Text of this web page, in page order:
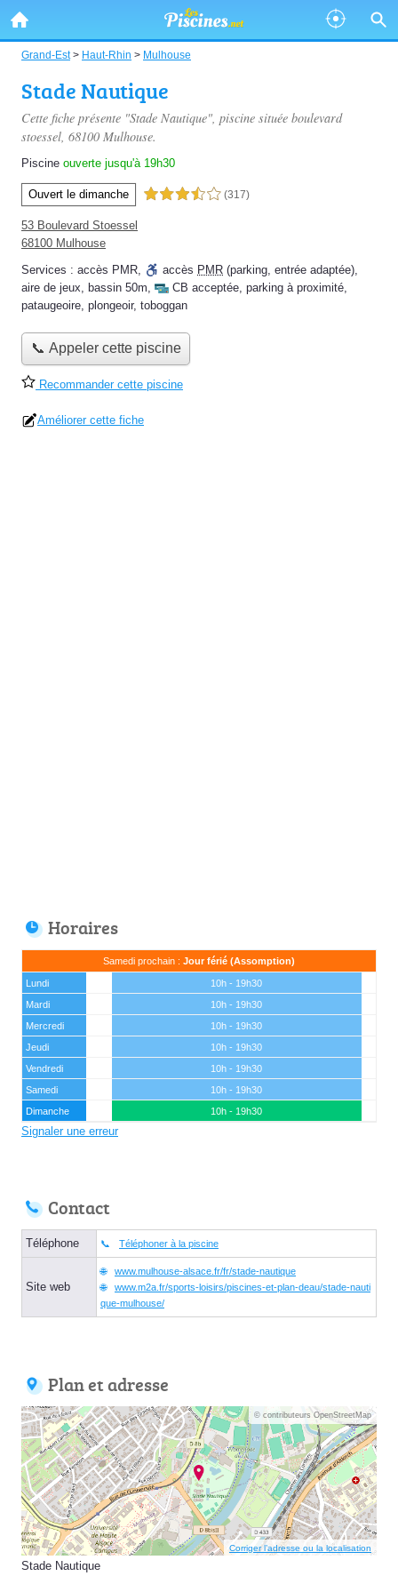
Grand-Est> Haut-Rhin > Mulhouse
Stade Nautique
Cette fiche présente "Stade Nautique", piscine située boulevard
stoessel, 68100 Mulhouse.
Piscine ouverte jusqu'à 19h30
Ouvert le dimanche 3,5 étoiles sur 5 (317)
53 Boulevard Stoessel
68100 Mulhouse
Services : accès PMR, accès PMR (parking, entrée adaptée),
aire de jeux, bassin 50m, CB acceptée, parking à proximité,
pataugeoire, plongeoir, toboggan
📞 Appeler cette piscine
Recommander cette piscine
Améliorer cette fiche
Horaires
Samedi prochain : Jour férié (Assomption)
Lundi
10h - 19h30
Mardi
10h - 19h30
Mercredi
10h - 19h30
Jeudi
10h - 19h30
Vendredi
10h - 19h30
Samedi
10h - 19h30
Dimanche
10h - 19h30
Signaler une erreur
Contact
Téléphone Téléphoner à la piscine
Site web
www.mulhouse-alsace.fr/fr/stade-nautique
www.m2a.fr/sports-loisirs/piscines-et-plan-deau/stade-nauti
que-mulhouse/
Plan et adresse
© contributeurs OpenStreetMap
Corriger l’adresse ou la localisation
Stade Nautique